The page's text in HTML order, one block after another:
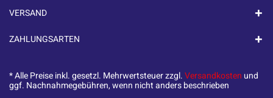
VERSAND
ZAHLUNGSARTEN
* Alle Preise inkl. gesetzl. Mehrwertsteuer zzgl.Versandkosten und
ggf. Nachnahmegebühren, wenn nicht anders beschrieben